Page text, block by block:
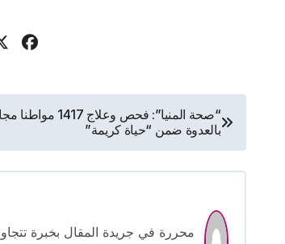
تصفّح
المقالات
“صحة المنيا”: فحص
بالعدوة ضمن “حياة كريمة”